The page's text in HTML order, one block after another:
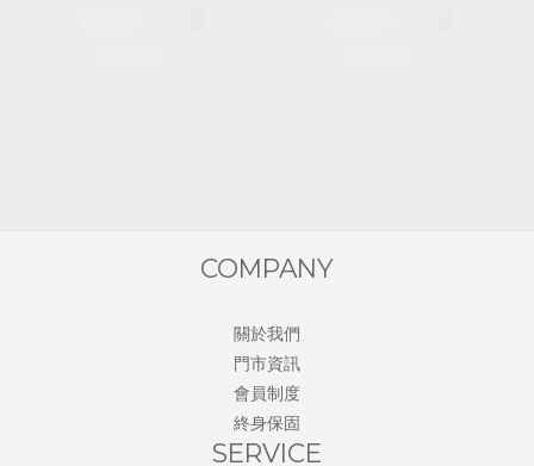
COMPANY
關於我們
門市資訊
會員制度
終身保固
SERVICE